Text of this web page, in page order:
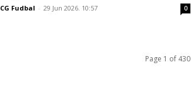
CG Fudbal - 29 Jun 2026. 10:57 0
Page 1 of 430